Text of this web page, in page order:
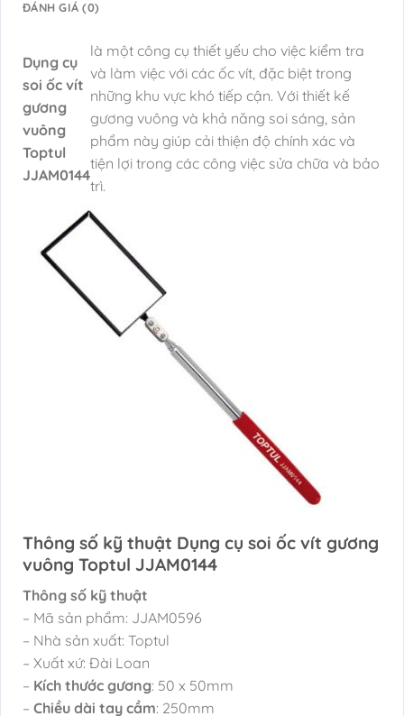
ĐÁNH GIÁ (0)
Dụng cụ
soi ốc vít
gương
vuông
Toptul
JJAM0144
là một công cụ thiết yếu cho việc kiểm tra
và làm việc với các ốc vít, đặc biệt trong
những khu vực khó tiếp cận. Với thiết kế
gương vuông và khả năng soi sáng, sản
phẩm này giúp cải thiện độ chính xác và
tiện lợi trong các công việc sửa chữa và bảo
trì.
Thông số kỹ thuật Dụng cụ soi ốc vít gương
vuông Toptul JJAM0144
Thông số kỹ thuật
– Mã sản phẩm: JJAM0596
– Nhà sản xuất: Toptul
– Xuất xứ: Đài Loan
– Kích thước gương: 50 x 50mm
– Chiều dài tay cầm: 250mm